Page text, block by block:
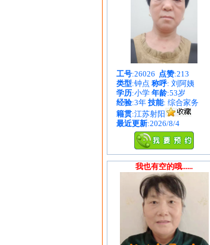
工号:26026 点赞:213
类型:钟点 称呼: 刘阿姨
学历:小学 年龄:53岁
经验:3年 技能: 综合家务
籍贯:江苏射阳
最近更新:2026/8/4
我也有空的哦......